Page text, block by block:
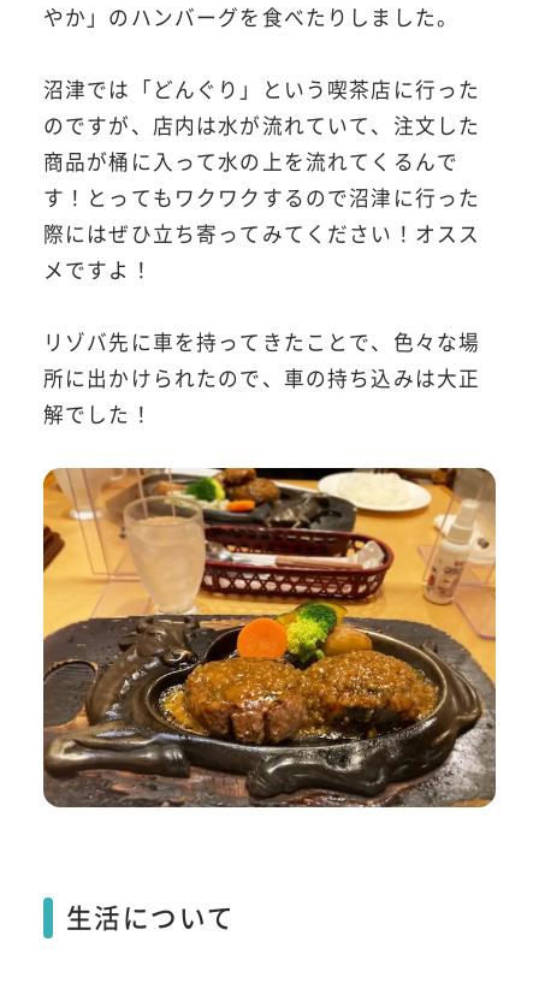
やか」のハンバーグを食べたりしました。
沼津では「どんぐり」という喫茶店に行った
のですが、店内は水が流れていて、注文した
商品が桶に入って水の上を流れてくるんで
す！とってもワクワクするので沼津に行った
際にはぜひ立ち寄ってみてください！オスス
メですよ！
リゾバ先に車を持ってきたことで、色々な場
所に出かけられたので、車の持ち込みは大正
解でした！
生活について